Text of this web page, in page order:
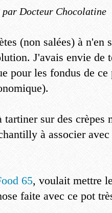
par Docteur Chocolatine
(non salées) à
J'avais envie de
pour les fondus de
sur des crèpes
à associer
65, voulait mettre
faite avec ce pot